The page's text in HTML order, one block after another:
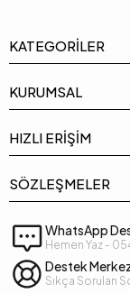
KATEGORİLER
KURUMSAL
HIZLI ERİŞİM
SÖZLEŞMELER
WhatsApp
Hemen Yaz -
Destek
Sıkça Sorulan